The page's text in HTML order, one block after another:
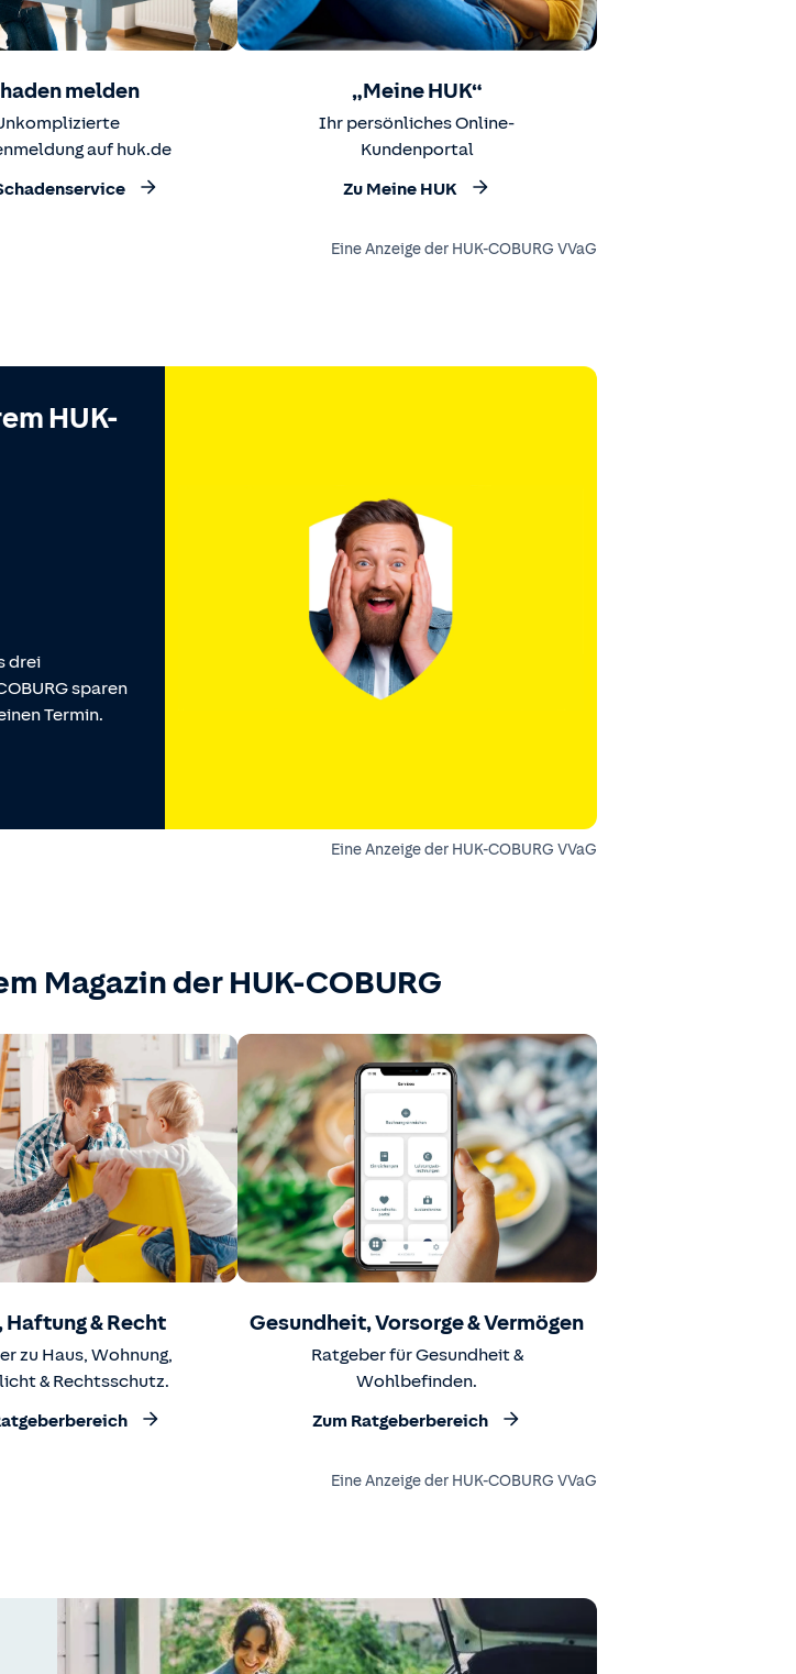
melden
auf huk.de
„Meine HUK“
Ihr persönliches Online-
Kundenportal
Zu Meine HUK
Eine Anzeige der HUK-COBURG VVaG
HUK-
drei
sparen
Termin.
Eine Anzeige der HUK-COBURG VVaG
Magazin der HUK-COBURG
Haftung & Recht
zu Haus, Wohnung,
& Rechtsschutz.
Gesundheit, Vorsorge & Vermögen
Ratgeber für Gesundheit &
Wohlbefinden.
Zum Ratgeberbereich
Eine Anzeige der HUK-COBURG VVaG